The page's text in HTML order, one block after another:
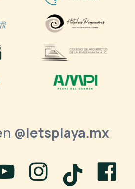
@letsplaya.mx